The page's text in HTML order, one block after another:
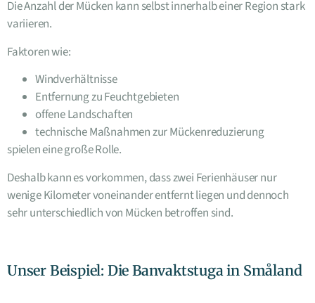
Die Anzahl der Mücken kann selbst innerhalb einer Region stark
variieren.
Faktoren wie:
Windverhältnisse
Entfernung zu Feuchtgebieten
offene Landschaften
technische Maßnahmen zur Mückenreduzierung
spielen eine große Rolle.
Deshalb kann es vorkommen, dass zwei Ferienhäuser nur
wenige Kilometer voneinander entfernt liegen und dennoch
sehr unterschiedlich von Mücken betroffen sind.
Unser Beispiel: Die Banvaktstuga in Småland